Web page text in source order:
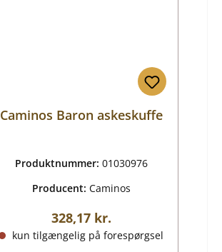
Caminos Baron askeskuffe
Produktnummer: 01030976
Producent: Caminos
Almindelig pris:
328,17 kr.
kun tilgængelig på forespørgsel